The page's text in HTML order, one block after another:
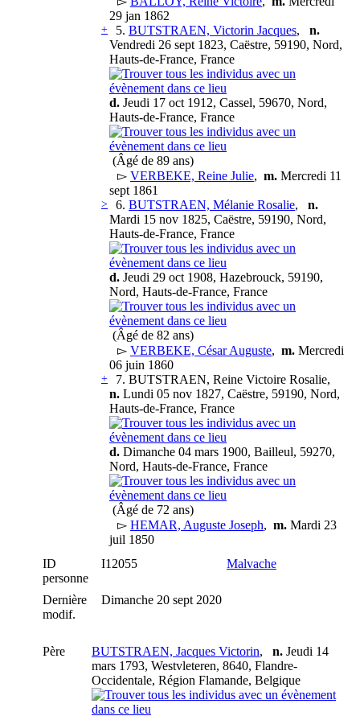
29 jan 1862
+ 5. BUTSTRAEN, Victorin Jacques, n.
Vendredi 26 sept 1823, Caëstre, 59190, Nord,
Hauts-de-France, France
d. Jeudi 17 oct 1912, Cassel, 59670, Nord,
Hauts-de-France, France
(Âgé de 89 ans)
▻ VERBEKE, Reine Julie, m. Mercredi 11
sept 1861
> 6. BUTSTRAEN, Mélanie Rosalie, n.
Mardi 15 nov 1825, Caëstre, 59190, Nord,
Hauts-de-France, France
d. Jeudi 29 oct 1908, Hazebrouck, 59190,
Nord, Hauts-de-France, France
(Âgé de 82 ans)
▻ VERBEKE, César Auguste, m. Mercredi
06 juin 1860
+ 7. BUTSTRAEN, Reine Victoire Rosalie,
n. Lundi 05 nov 1827, Caëstre, 59190, Nord,
Hauts-de-France, France
d. Dimanche 04 mars 1900, Bailleul, 59270,
Nord, Hauts-de-France, France
(Âgé de 72 ans)
▻ HEMAR, Auguste Joseph, m. Mardi 23
juil 1850
ID
personne
I12055 Malvache
Dernière
modif.
Dimanche 20 sept 2020
Père BUTSTRAEN, Jacques Victorin, n. Jeudi 14
mars 1793, Westvleteren, 8640, Flandre-
Occidentale, Région Flamande, Belgique